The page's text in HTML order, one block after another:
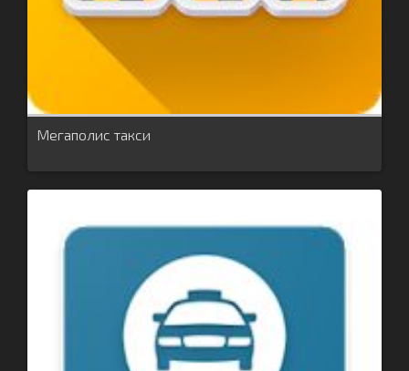
Мегаполис такси